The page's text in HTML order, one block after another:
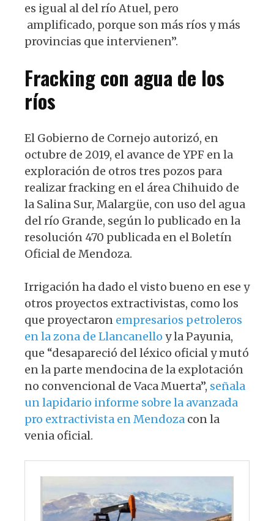
es igual al del río Atuel, pero
amplificado, porque son más ríos y más
provincias que intervienen”.
Fracking con agua de los
ríos
El Gobierno de Cornejo autorizó, en
octubre de 2019, el avance de YPF en la
exploración de otros tres pozos para
realizar fracking en el área Chihuido de
la Salina Sur, Malargüe, con uso del agua
del río Grande, según lo publicado en la
resolución 470 publicada en el Boletín
Oficial de Mendoza.
Irrigación ha dado el visto bueno en ese y
otros proyectos extractivistas, como los
que proyectaron empresarios petroleros
en la zona de Llancanello y la Payunia,
que “desapareció del léxico oficial y mutó
en la parte mendocina de la explotación
no convencional de Vaca Muerta”, señala
un lapidario informe sobre la avanzada
pro extractivista en Mendoza con la
venia oficial.